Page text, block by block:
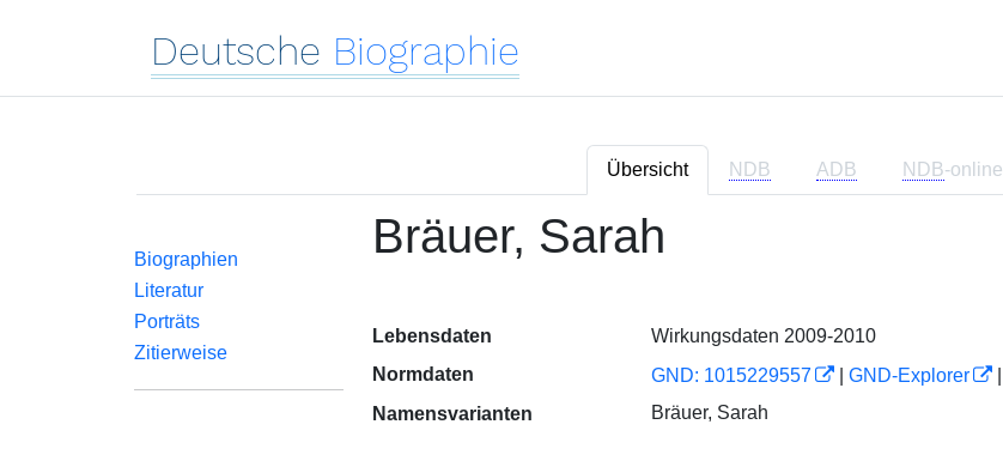
Deutsche Biographie
Übersicht NDB ADB NDB-online
Biographien
Literatur
Porträts
Zitierweise
Bräuer, Sarah
Lebensdaten
Wirkungsdaten 2009-2010
Normdaten
GND: 1015229557 GND-Explorer
Namensvarianten
Bräuer, Sarah